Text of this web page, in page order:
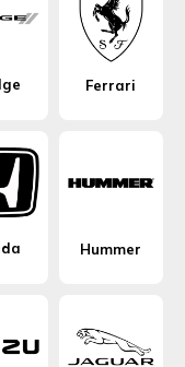
Ferrari
Hummer